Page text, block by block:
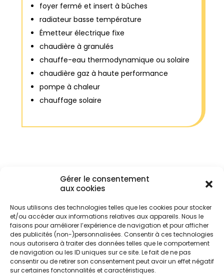
Gérer le consentement
aux cookies
Nous utilisons des technologies telles que les cookies pour stocker
et/ou accéder aux informations relatives aux appareils. Nous le
faisons pour améliorer l’expérience de navigation et pour afficher
des publicités (non-)personnalisées. Consentir à ces technologies
nous autorisera à traiter des données telles que le comportement
de navigation ou les ID uniques sur ce site. Le fait de ne pas
consentir ou de retirer son consentement peut avoir un effet négatif
sur certaines fonctonnalités et caractéristiques.
foyer fermé et insert à bûches
radiateur basse température
Émetteur électrique fixe
chaudière à granulés
chauffe-eau thermodynamique ou solaire
chaudière gaz à haute performance
pompe à chaleur
chauffage solaire
Qui contacter pour
bénéficier de la prime
CEE ?
Il existe plusieurs organismes permettant
d’obtenir cette prime CEE, notamment via
les fournisseurs d’énergie. Cependant, réussir